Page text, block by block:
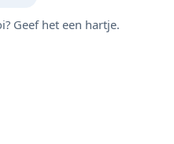
Geef het een hartje.